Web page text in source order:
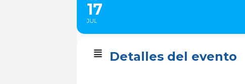
17
JUL
Detalles del evento